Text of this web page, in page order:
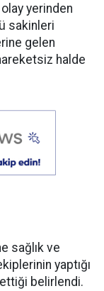
yerinden
sakinleri
gelen
halde
sağlık ve
yaptığı
belirlendi.